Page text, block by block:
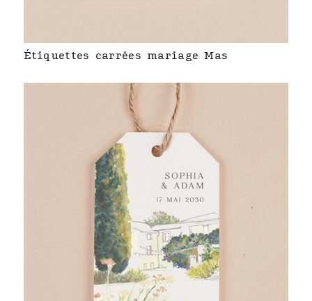
Étiquettes carrées mariage Mas